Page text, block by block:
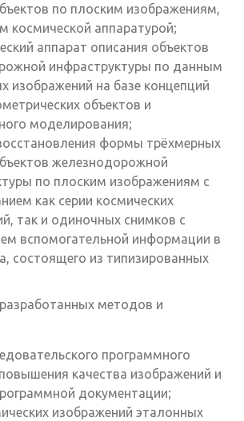
по плоским изображениям,
космической аппаратурой;
аппарат описания объектов
инфраструктуры по данным
изображений на базе концепций
объектов и
моделирования;
формы трёхмерных
железнодорожной
по плоским изображениям с
как серии космических
так и одиночных снимков с
вспомогательной информации в
состоящего из типизированных
методов и
программного
качества изображений и
документации;
изображений эталонных